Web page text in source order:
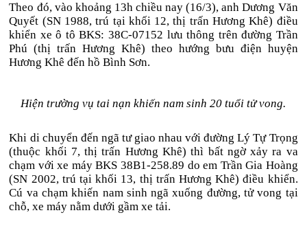
Theo đó, vào khoảng 13h chiều nay (16/3), anh Dương Văn
Quyết (SN 1988, trú tại khối 12, thị trấn Hương Khê) điều
khiển xe ô tô BKS: 38C-07152 lưu thông trên đường Trần
Phú (thị trấn Hương Khê) theo hướng bưu điện huyện
Hương Khê đến hồ Bình Sơn.
Hiện trường vụ tai nạn khiến nam sinh 20 tuổi tử vong.
Khi di chuyển đến ngã tư giao nhau với đường Lý Tự Trọng
(thuộc khối 7, thị trấn Hương Khê) thì bất ngờ xảy ra va
chạm với xe máy BKS 38B1-258.89 do em Trần Gia Hoàng
(SN 2002, trú tại khối 13, thị trấn Hương Khê) điều khiển.
Cú va chạm khiến nam sinh ngã xuống đường, tử vong tại
chỗ, xe máy nằm dưới gầm xe tải.